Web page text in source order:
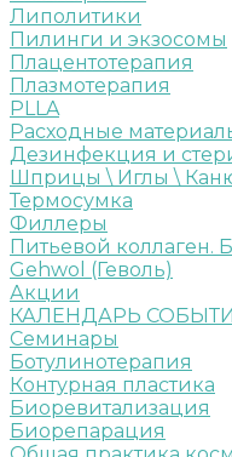
Липолитики
Пилинги и экзосомы
Плацентотерапия
Плазмотерапия
PLLA
Расходные
Дезинфекция и
Шприцы \ Иглы \
Термосумка
Филлеры
Питьевой коллаген.
Gehwol (Геволь)
Акции
КАЛЕНДАРЬ
Семинары
Ботулинотерапия
Контурная пластика
Биоревитализация
Биорепарация